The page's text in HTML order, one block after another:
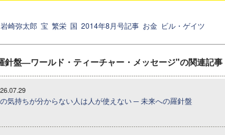
岩崎弥太郎 宝 繁栄 国 2014年8月号記事 お金 ビル・ゲイツ
針盤―ワールド・ティーチャー・メッセージ"の関連記事
の気持ちが分からない人は人が使えない ─ 未来への羅針盤